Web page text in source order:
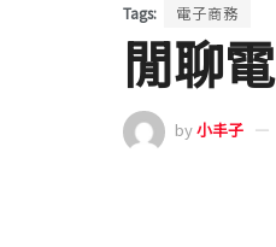
Tags: 電子商務
閒聊
by小丰子